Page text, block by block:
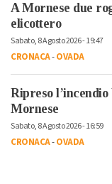
A Mornese due
elicottero
Sabato, 8 Agosto 2026 - 19:47
CRONACA-OVADA
Ripreso
Mornese
Sabato, 8 Agosto 2026 - 16:59
CRONACA-OVADA